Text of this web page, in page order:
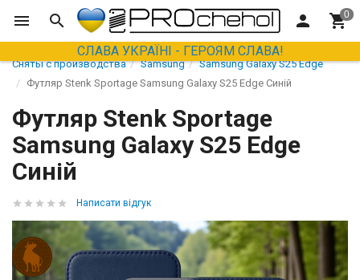
СЛАВА УКРАЇНІ - ГЕРОЯМ СЛАВА!
Сняты с производства Samsung
Samsung Galaxy S25 Edge
Футляр Stenk Sportage Samsung Galaxy S25 Edge Синій
Футляр Stenk Sportage
Samsung Galaxy S25 Edge
Синій
Написати відгук